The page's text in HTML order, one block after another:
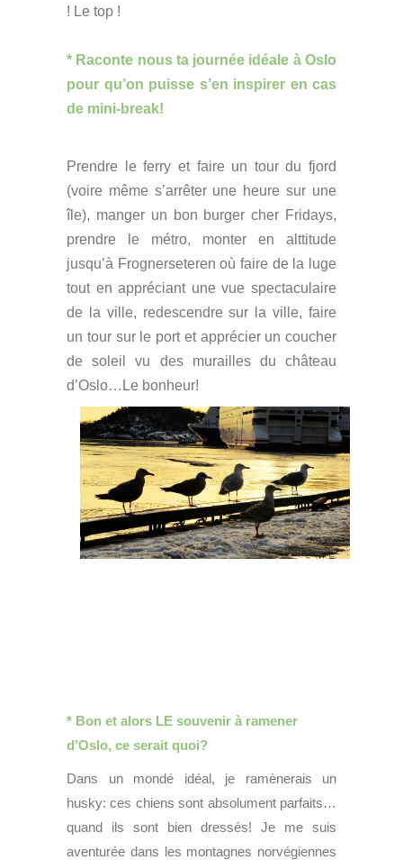
! Le top !
* Raconte nous ta journée idéale à Oslo
pour qu’on puisse s’en inspirer en cas
de mini-break!
Prendre le ferry et faire un tour du fjord
(voire même s’arrêter une heure sur une
île), manger un bon burger cher Fridays,
prendre le métro, monter en alttitude
jusqu’à Frognerseteren où faire de la luge
tout en appréciant une vue spectaculaire
de la ville, redescendre sur la ville, faire
un tour sur le port et apprécier un coucher
de soleil vu des murailles du château
d’Oslo…Le bonheur!
* Bon et alors LE souvenir à ramener
d’Oslo, ce serait quoi?
Dans un mondé idéal, je ramènerais un
husky: ces chiens sont absolument parfaits…
quand ils sont bien dressés! Je me suis
aventurée dans les montagnes norvégiennes